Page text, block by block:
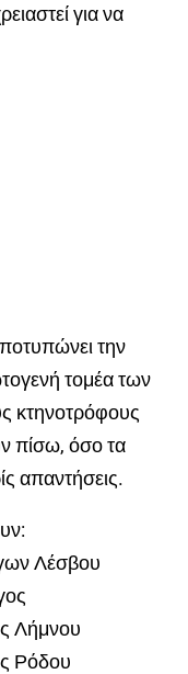
για να
την
τομέα των
κτηνοτρόφους
πίσω, όσο τα
απαντήσεις.
Λέσβου
Λήμνου
Ρόδου